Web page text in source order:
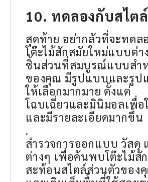
10. ทดลองกับสไต
สุดท้าย อย่ากลัวที่จะทดล
โต๊ะไม้สักสมัยใหม่แบบต่า
ชิ้นส่วนที่สมบูรณ์แบบสำ
ของคุณ มีรูปแบบและรูป
ให้เลือกมากมาย ตั้งแต่
โฉบเฉี่ยวและมินิมอลเพื่
และมีรายละเอียดมากขึ้น
.
สำรวจการออกแบบ วัสดุ
ต่างๆ เพื่อค้นพบโต๊ะไม้สั
สะท้อนสไตล์ส่วนตัวของ